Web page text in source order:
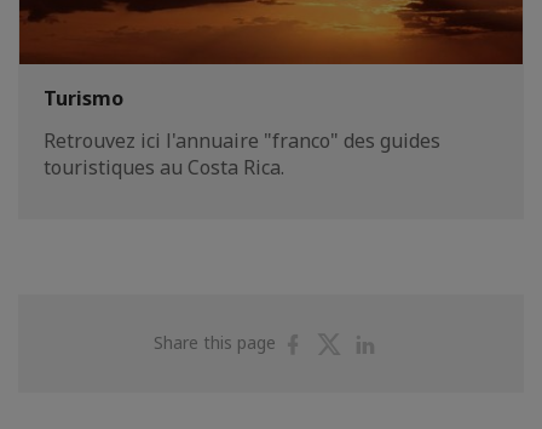
Turismo
Retrouvez ici l'annuaire "franco" des guides
touristiques au Costa Rica.
Share this page
ShareShare